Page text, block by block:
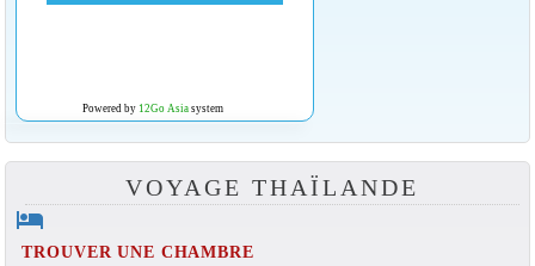
Powered by 12Go Asiasystem
VOYAGE THAÏLANDE
hotel
TROUVER UNE CHAMBRE